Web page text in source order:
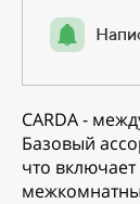
CARDA -
Базовый
что